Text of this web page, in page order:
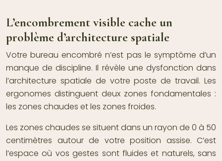
L’encombrement visible cache un
problème d’architecture spatiale
Votre bureau encombré n’est pas le symptôme d’un
manque de discipline. Il révèle une dysfonction dans
l’architecture spatiale de votre poste de travail. Les
ergonomes distinguent deux zones fondamentales :
les zones chaudes et les zones froides.
Les zones chaudes se situent dans un rayon de 0 à 50
centimètres autour de votre position assise. C’est
l’espace où vos gestes sont fluides et naturels, sans